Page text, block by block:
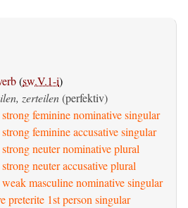
(sw.V.1-i)
zerteilen(perfektiv)
feminine nominative singular
feminine accusative singular
neuter nominative plural
neuter accusative plural
masculine nominative singular
preterite 1st person singular